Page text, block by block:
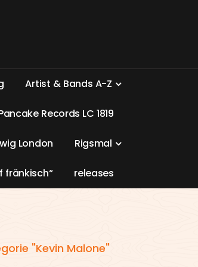
Artist & Bands A-Z
ancake Records LC 1819
wig London Rigsmal
f fränkisch“ releases
"Kevin Malone"